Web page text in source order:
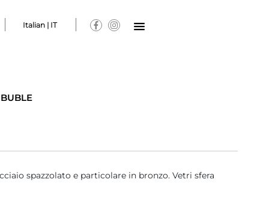
Italian | IT
BUBLE
spazzolato e particolare in bronzo. Vetri sfera